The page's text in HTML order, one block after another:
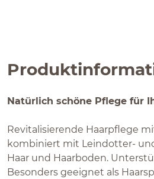
Natürlich schöne Pflege für
Revitalisierende Haarpflege
kombiniert mit Leindotter-
Haar und Haarboden.
Besonders geeignet als